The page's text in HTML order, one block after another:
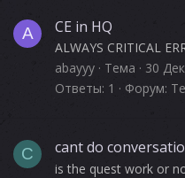
A CE in HQ
ALWAYS CRITICAL
abayyy
Тема 30
Ответы: 1 Форум:
C cant do
is the quest work or